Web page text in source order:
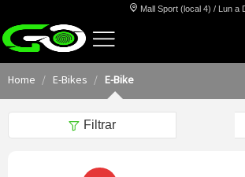
Mall Sport (local 4) / Lun a
Home E-Bikes E-Bike
Filtrar